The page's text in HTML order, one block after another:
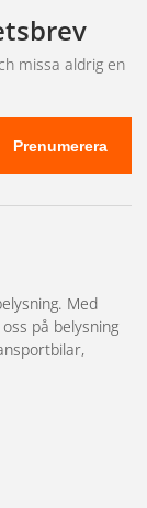
och
Vi har även
teknisk
missa aldrig en
Prenumerera
Med
på belysning